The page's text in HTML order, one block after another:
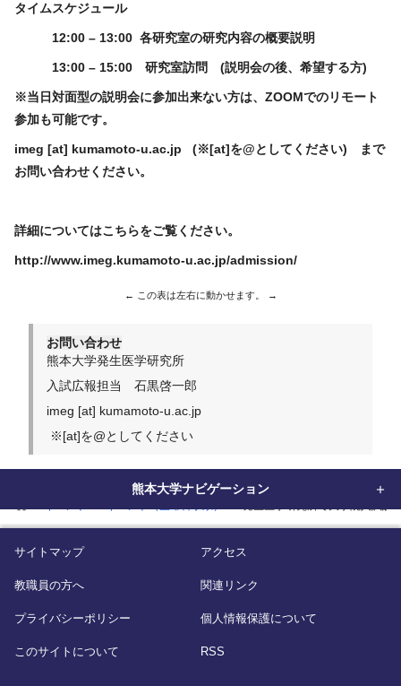
home
タイムスケジュール
12:00 – 13:00 各研究室の研究内容の概要説明
13:00 – 15:00 研究室訪問 (説明会の後、希望する方)
※当日対面型の説明会に参加出来ない方は、ZOOMでのリモート
参加も可能です。
imeg [at] kumamoto-u.ac.jp (※[at]を@としてください) まで
お問い合わせください。
詳細についてはこちらをご覧ください。
http://www.imeg.kumamoto-u.ac.jp/admission/
お問い合わせ
熊本大学発生医学研究所
入試広報担当 石黒啓一郎
imeg [at] kumamoto-u.ac.jp
※[at]を@としてください
熊本大学ナビゲーション
サイトマップ アクセス
教職員の方へ 関連リンク
プライバシーポリシー 個人情報保護について
このサイトについて RSS